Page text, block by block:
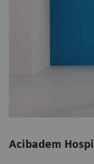
Acibadem